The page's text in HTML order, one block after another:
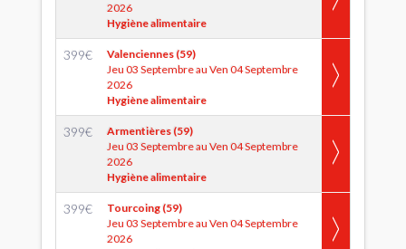
2026
Hygiène alimentaire
399€
Valenciennes (59)
Jeu 03 Septembre au Ven 04 Septembre
2026
Hygiène alimentaire
399€
Armentières (59)
Jeu 03 Septembre au Ven 04 Septembre
2026
Hygiène alimentaire
399€
Tourcoing (59)
Jeu 03 Septembre au Ven 04 Septembre
2026